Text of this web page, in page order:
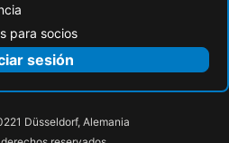
para socios
sesión
Düsseldorf, Alemania